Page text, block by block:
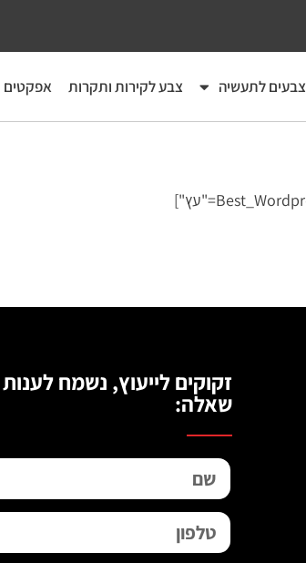
צבעים לתעשיה צבע לקירות ותקרות אפקטים
זקוקים לייעוץ, נשמח
שאלה: